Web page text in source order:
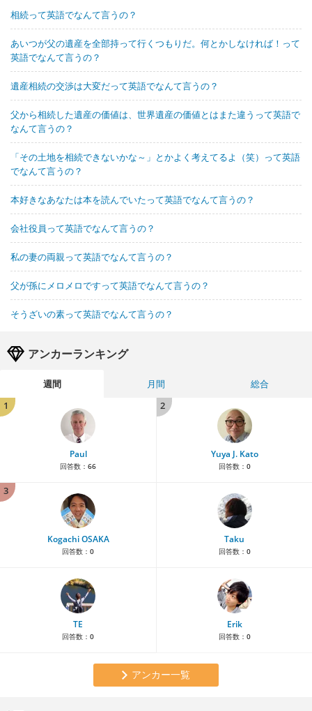
相続って英語でなんて言うの？
あいつが父の遺産を全部持って行くつもりだ。何とかしなければ！って
英語でなんて言うの？
遺産相続の交渉は大変だって英語でなんて言うの？
父から相続した遺産の価値は、世界遺産の価値とはまた違うって英語で
なんて言うの？
「その土地を相続できないかな～」とかよく考えてるよ（笑）って英語
でなんて言うの？
本好きなあなたは本を読んでいたって英語でなんて言うの？
会社役員って英語でなんて言うの？
私の妻の両親って英語でなんて言うの？
父が孫にメロメロですって英語でなんて言うの？
そうざいの素って英語でなんて言うの？
アンカーランキング
週間 月間
総合
1
Paul
回答数： 66
2
Yuya J. Kato
回答数： 0
3
Kogachi OSAKA
回答数： 0
Taku
回答数： 0
TE
回答数： 0
Erik
回答数： 0
アンカー一覧